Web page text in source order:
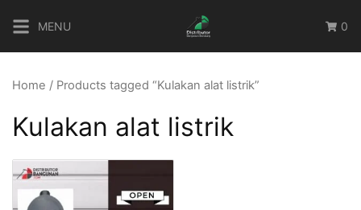
content
MENU 0
Home / Products tagged “Kulakan alat listrik”
Kulakan alat listrik